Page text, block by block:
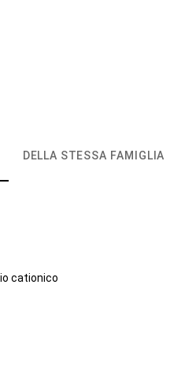
DELLA STESSA FAMIGLIA
cationico